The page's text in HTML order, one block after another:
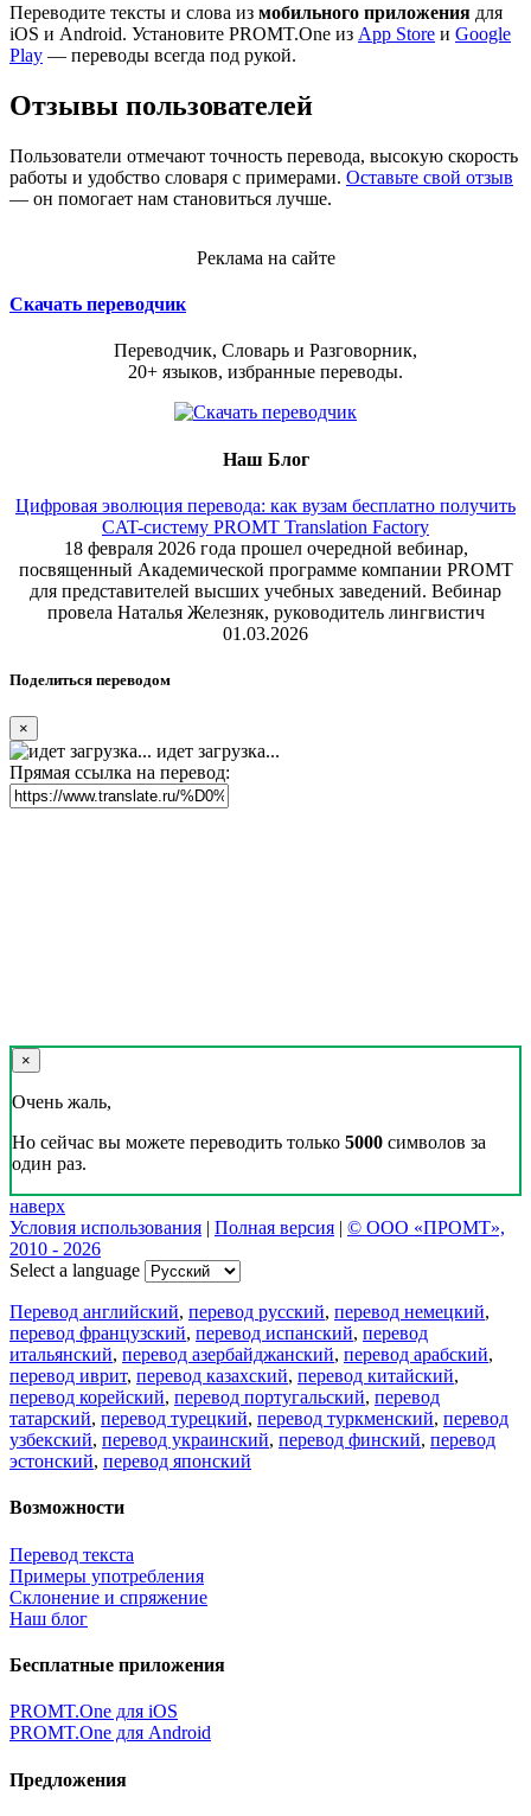
Переводите тексты и слова из мобильного приложения для
iOS и Android. Установите PROMT.One из App Store и Google
Play — переводы всегда под рукой.
Отзывы пользователей
Пользователи отмечают точность перевода, высокую скорость
работы и удобство словаря с примерами. Оставьте свой отзыв
— он помогает нам становиться лучше.
Реклама на сайте
Скачать переводчик
Переводчик, Словарь и Разговорник,
20+ языков, избранные переводы.
Наш Блог
Цифровая эволюция перевода: как вузам бесплатно получить
CAT-систему PROMT Translation Factory
18 февраля 2026 года прошел очередной вебинар,
посвященный Академической программе компании PROMT
для представителей высших учебных заведений. Вебинар
провела Наталья Железняк, руководитель лингвистич
01.03.2026
Поделиться переводом
×
идет загрузка...
Прямая ссылка на перевод:
×
Очень жаль,
Но сейчас вы можете переводить только 5000 символов за
один раз.
наверх
Условия использования | Полная версия | © ООО «ПРОМТ»,
2010 - 2026
Select a language
Перевод английский, перевод русский, перевод немецкий,
перевод французский, перевод испанский, перевод
итальянский, перевод азербайджанский, перевод арабский,
перевод иврит, перевод казахский, перевод китайский,
перевод корейский, перевод португальский, перевод
татарский, перевод турецкий, перевод туркменский, перевод
узбекский, перевод украинский, перевод финский, перевод
эстонский, перевод японский
Возможности
Перевод текста
Примеры употребления
Склонение и спряжение
Наш блог
Бесплатные приложения
PROMT.One для iOS
PROMT.One для Android
Предложения